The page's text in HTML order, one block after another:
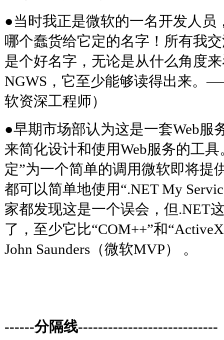
●当时我正是微软的一名开发人员
哪个蠢货给它定的名字！所有我
是个好名字，无论是从什么角度
NGWS，它至少能够读得出来。
软资深工程师）
●早期市场部认为这是一套Web服
来简化设计和使用Web服务的工
定”为一个简单的调用微软即将提
都可以简单地使用“.NET My
家都发现这是一个误会，但.NET
了，至少它比“COM++”和
John Saunders（微软MVP） 。
------分隔线----------------------------